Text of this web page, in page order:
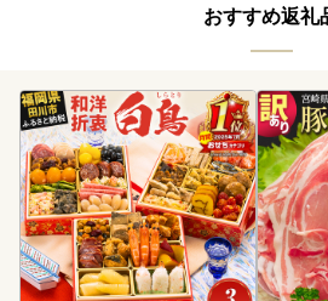
おすすめ返礼